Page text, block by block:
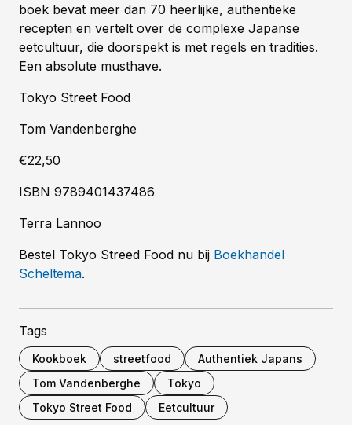
boek bevat meer dan 70 heerlijke, authentieke
recepten en vertelt over de complexe Japanse
eetcultuur, die doorspekt is met regels en tradities.
Een absolute musthave.
Tokyo Street Food
Tom Vandenberghe
€22,50
ISBN 9789401437486
Terra Lannoo
Bestel Tokyo Streed Food nu bij Boekhandel
Scheltema.
Tags
Kookboek streetfood
Authentiek Japans
Tom Vandenberghe
Tokyo
Tokyo Street Food
Eetcultuur